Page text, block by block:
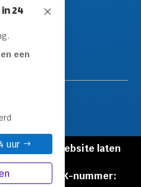
M
24
een
uur
Kwartier |
Website laten
Flexamedia
KVK-nummer: